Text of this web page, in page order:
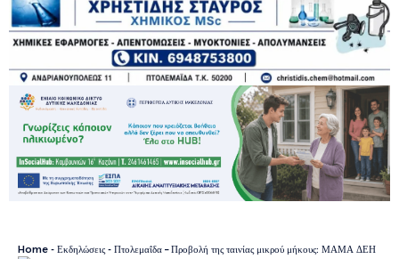
Home - Εκδηλώσεις - Πτολεμαΐδα – Προβολή της ταινίας μικρού μήκους: ΜΑΜΑ ΔΕΗ